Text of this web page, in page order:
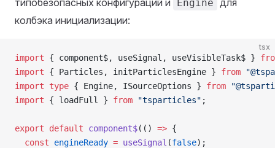
Engine
колбэка инициализации:
tsx
import { component$, useSignal, useVisibleTask$ }
import { Particles, initParticlesEngine } from
import type { Engine, ISourceOptions } from
import { loadFull } from "tsparticles" ;
export default component$(() => {
  const
engineReady = useSignal (false);